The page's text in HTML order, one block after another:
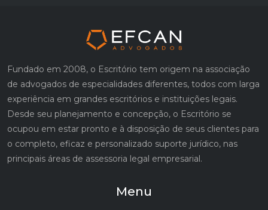
Fundado em 2008, o Escritório tem origem na associação
de advogados de especialidades diferentes, todos com larga
experiência em grandes escritórios e instituições legais.
Desde seu planejamento e concepção, o Escritório se
ocupou em estar pronto e à disposição de seus clientes para
o completo, eficaz e personalizado suporte jurídico, nas
principais áreas de assessoria legal empresarial.
Menu